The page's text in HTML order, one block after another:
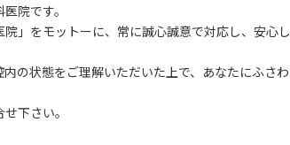
院です。
」をモットーに、常に誠心誠意で対応し、安心し
の状態をご理解いただいた上で、あなたにふさわ
下さい。